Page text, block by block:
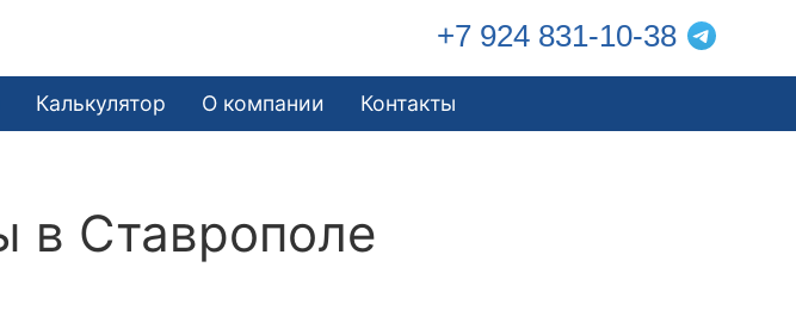
+7 924 831-10-38
Калькулятор О компании Контакты
в Ставрополе